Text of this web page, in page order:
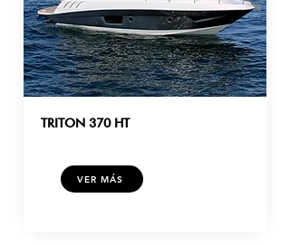
TRITON 370 HT
VER MÁS